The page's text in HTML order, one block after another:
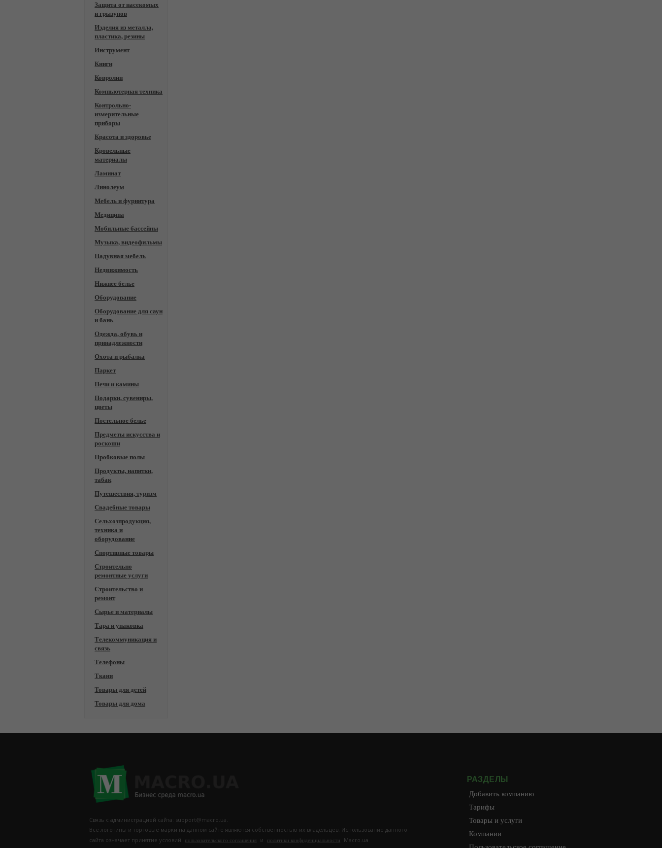
Защита от насекомых
и грызунов
Изделия из металла,
пластика, резины
Инструмент
Книги
Ковролин
Компьютерная техника
Контрольно-
измерительные
приборы
Красота и здоровье
Кровельные
материалы
Ламинат
Линолеум
Мебель и фурнитура
Медицина
Мобильные бассейны
Музыка, видеофильмы
Надувная мебель
Недвижимость
Нижнее белье
Оборудование
Оборудование для саун
и бань
Одежда, обувь и
принадлежности
Охота и рыбалка
Паркет
Печи и камины
Подарки, сувениры,
цветы
Постельное белье
Предметы искусства и
роскоши
Пробковые полы
Продукты, напитки,
табак
Путешествия, туризм
Свадебные товары
Сельхозпродукция,
техника и
оборудование
Спортивные товары
Строительно
ремонтные услуги
Строительство и
ремонт
Сырье и материалы
Тара и упаковка
Телекоммуникация и
связь
Телефоны
Ткани
Товары для детей
Товары для дома
Связь с администрацией сайта: support@macro.ua.
Все логотипы и торговые марки на данном сайте являются собственностью их владельцев. Использование данного
сайта означает принятие условий
пользовательского соглашения и политики конфиденциальности
Macro.ua
РАЗДЕЛЫ
Добавить компанию
Тарифы
Товары и услуги
Компании